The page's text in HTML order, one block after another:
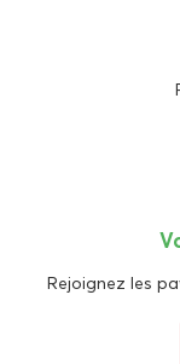
Rejoignez les